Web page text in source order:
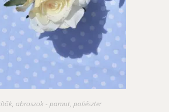
abroszok - pamut, poliészter